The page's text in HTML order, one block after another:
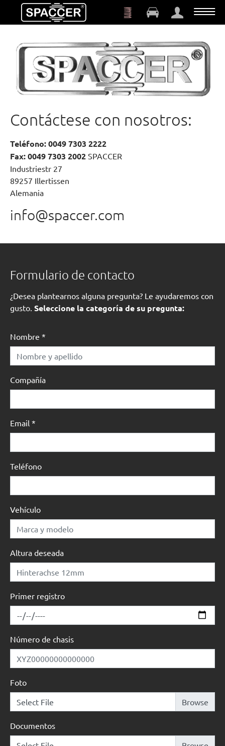
Saltar al contenido principal
Contáctese con nosotros:
Teléfono: 0049 7303 2222
Fax: 0049 7303 2002 SPACCER
Industriestr 27
89257 Illertissen
Alemania
info@spaccer.com
Formulario de contacto
¿Desea plantearnos alguna pregunta? Le ayudaremos con
gusto. Seleccione la categoría de su pregunta:
Nombre *
Compañía
Email *
Teléfono
Vehículo
Altura deseada
Primer registro
Número de chasis
Foto
Select File
Documentos